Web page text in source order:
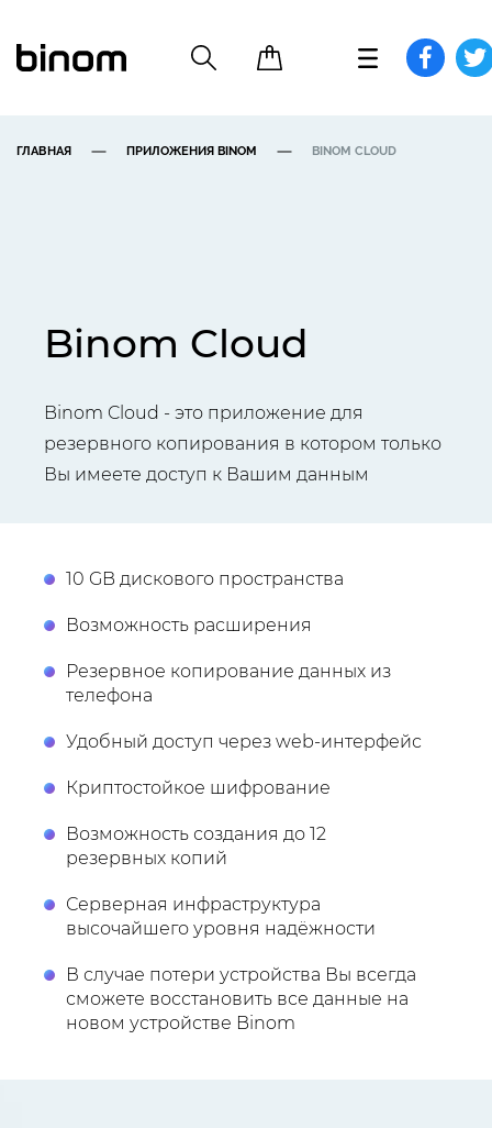
ГЛАВНАЯ ПРИЛОЖЕНИЯ BINOM BINOM CLOUD
Binom Cloud
Binom Cloud - это приложение для
резервного копирования в котором только
Вы имеете доступ к Вашим данным
10 GB дискового пространства
Возможность расширения
Резервное копирование данных из
телефона
Удобный доступ через web-интерфейс
Криптостойкое шифрование
Возможность создания до 12
резервных копий
Серверная инфраструктура
высочайшего уровня надёжности
В случае потери устройства Вы всегда
сможете восстановить все данные на
новом устройстве Binom